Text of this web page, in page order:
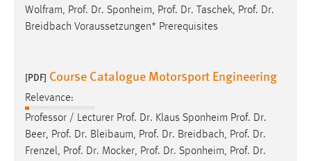
Wolfram, Prof. Dr. Sponheim, Prof. Dr. Taschek, Prof. Dr.
Breidbach Voraussetzungen* Prerequisites
[PDF] Course Catalogue Motorsport Engineering
Relevance:
Professor / Lecturer Prof. Dr. Klaus Sponheim Prof. Dr.
Beer, Prof. Dr. Bleibaum, Prof. Dr. Breidbach, Prof. Dr.
Frenzel, Prof. Dr. Mocker, Prof. Dr. Sponheim, Prof. Dr.